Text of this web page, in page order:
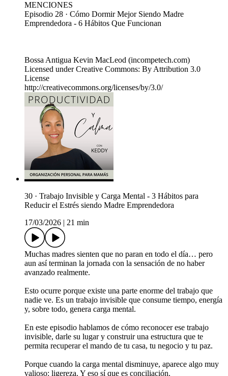
MENCIONES
Episodio 28 · Cómo Dormir Mejor Siendo Madre
Emprendedora - 6 Hábitos Que Funcionan
Bossa Antigua Kevin MacLeod (incompetech.com)
Licensed under Creative Commons: By Attribution 3.0
License
http://creativecommons.org/licenses/by/3.0/
30 · Trabajo Invisible y Carga Mental - 3 Hábitos para
Reducir el Estrés siendo Madre Emprendedora
17/03/2026
21 min
Muchas madres sienten que no paran en todo el día… pero
aun así terminan la jornada con la sensación de no haber
avanzado realmente.
Esto ocurre porque existe una parte enorme del trabajo que
nadie ve. Es un trabajo invisible que consume tiempo, energía
y, sobre todo, genera carga mental.
En este episodio hablamos de cómo reconocer ese trabajo
invisible, darle su lugar y construir una estructura que te
permita recuperar el mando de tu casa, tu negocio y tu paz.
Porque cuando la carga mental disminuye, aparece algo muy
valioso: ligereza. Y eso sí que es conciliación.